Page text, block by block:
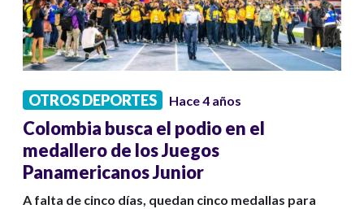
OTROS DEPORTES Hace 4 años
Colombia busca el podio en el
medallero de los Juegos
Panamericanos Junior
A falta de cinco días, quedan cinco medallas para